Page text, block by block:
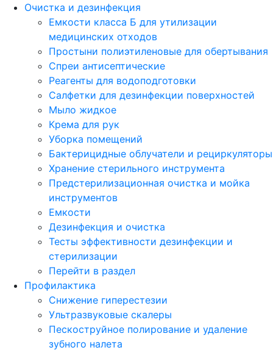
Очистка и дезинфекция
Емкости класса Б для утилизации
медицинских отходов
Простыни полиэтиленовые для обертывания
Спреи антисептические
Реагенты для водоподготовки
Салфетки для дезинфекции поверхностей
Мыло жидкое
Крема для рук
Уборка помещений
Бактерицидные облучатели и рециркуляторы
Хранение стерильного инструмента
Предстерилизационная очистка и мойка
инструментов
Емкости
Дезинфекция и очистка
Тесты эффективности дезинфекции и
стерилизации
Перейти в раздел
Профилактика
Снижение гиперестезии
Ультразвуковые скалеры
Пескоструйное полирование и удаление
зубного налета